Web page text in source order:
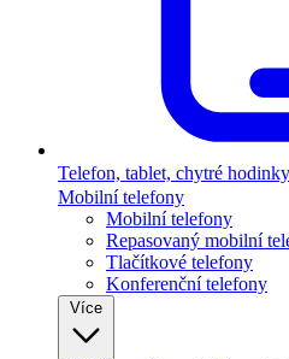
Telefon, tablet, chytré hodinky
Mobilní telefony
Mobilní telefony
Repasovaný mobilní
Tlačítkové telefony
Konferenční telefony